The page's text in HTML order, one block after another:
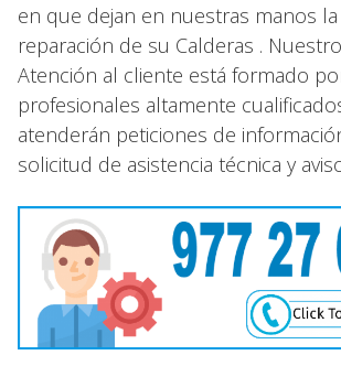
en que dejan en nuestras manos
reparación de su Calderas .
Atención al cliente está formado
profesionales altamente
atenderán peticiones de
solicitud de asistencia técnica y